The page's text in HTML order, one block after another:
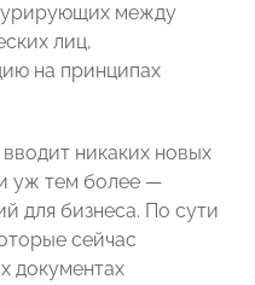
между
лиц,
на принципах
никаких новых
уж тем более —
для бизнеса. По сути
сейчас
документах